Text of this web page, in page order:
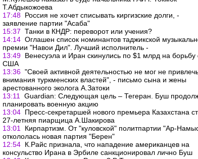
Т.Абдыкожоева
17:48 Россия не хочет списывать киргизские долги, -
заявление партии "Асаба"
15:37 Танки в КНДР: переворот или учения?
14:14 Оглашен список номинантов таджикской
премии "Навои Дил". Лучший исполнитель -
13:49 Венесуэла и Иран скинулись по $1 млрд на борьбу
США
13:36 "Своей активной деятельностью не мог не
внимания туркменских властей", - письмо сына и жены
арестованного эколога А.Затоки
13:11
Guardian: Следующая цель – Тегеран. Буш
планировать военную акцию
13:04 Пресс-секретаршей нового премьера Казахстана
27-летняя пиарщица А.Шакирова
13:01
Кирпартизм. От "куловской" политпартии "Ар-
откололась новая партия "Берен"
12:54 К.Райс признала, что нападение американцев на
консульство Ирана в Эрбиле санкционировал лично Буш